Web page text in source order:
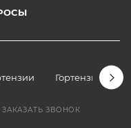
Гортензии
ЗАКАЗАТЬ ЗВОНОК